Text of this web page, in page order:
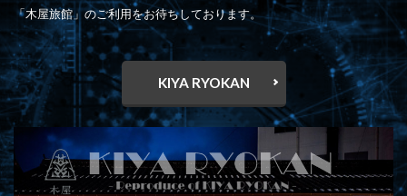
「木屋旅館」のご利用をお待ちしております。
KIYA RYOKAN